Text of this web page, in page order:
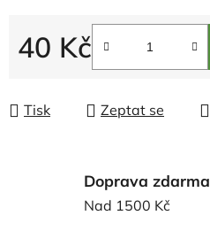
40 Kč
Měrná cena:
Tisk Zeptat se
Doprava zdarma
Nad 1500 Kč